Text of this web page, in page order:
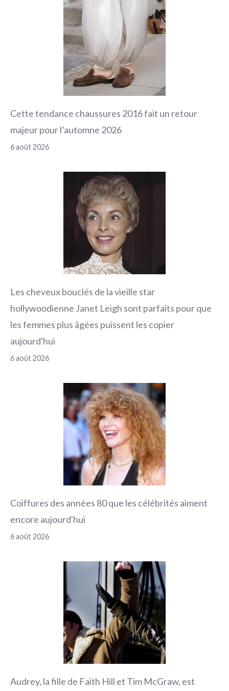
Cette tendance chaussures 2016 fait un retour
majeur pour l’automne 2026
6 août 2026
Les cheveux bouclés de la vieille star
hollywoodienne Janet Leigh sont parfaits pour que
les femmes plus âgées puissent les copier
aujourd'hui
6 août 2026
Coiffures des années 80 que les célébrités aiment
encore aujourd'hui
6 août 2026
Audrey, la fille de Faith Hill et Tim McGraw, est